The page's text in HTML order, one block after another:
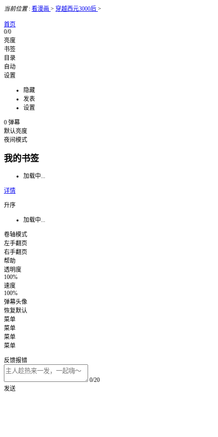
当前位置: 看漫画 > 穿越西元3000后 >
首页
0/0
亮度
书签
目录
自动
设置
隐藏
发表
设置
0 弹幕
默认亮度
夜间模式
我的书签
加载中...
详情
升序
加载中...
卷轴模式
左手翻页
右手翻页
帮助
透明度
100%
速度
100%
弹幕头像
恢复默认
菜单
菜单
菜单
菜单
反馈报错
0/20
发送